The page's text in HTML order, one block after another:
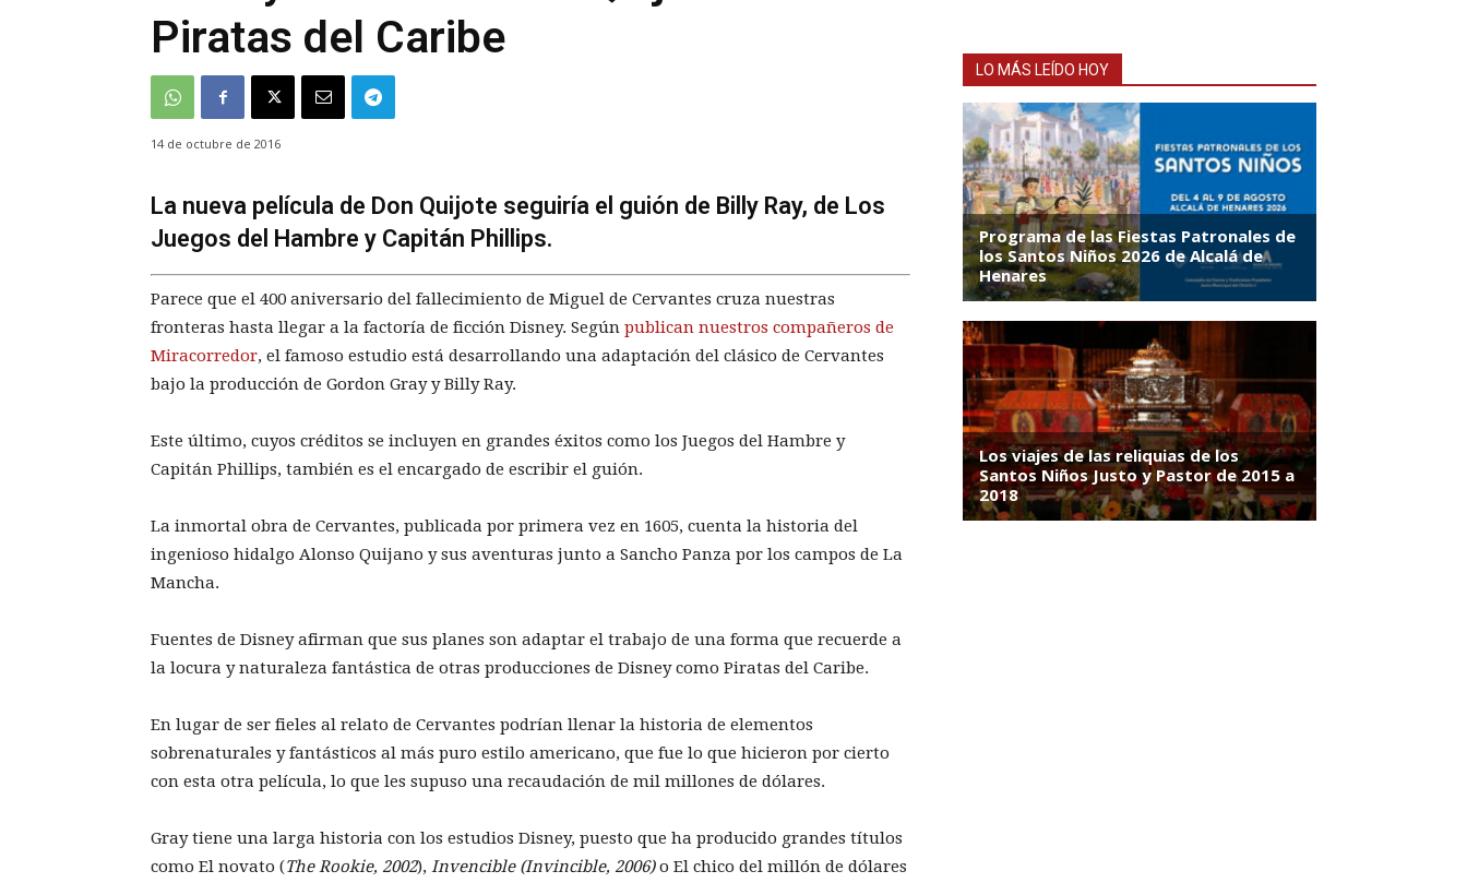
Piratas del Caribe
14 de octubre de 2016
La nueva película de Don Quijote seguiría el guión de Billy Ray, de Los
Juegos del Hambre y Capitán Phillips.
Parece que el 400 aniversario del fallecimiento de Miguel de Cervantes cruza nuestras
fronteras hasta llegar a la factoría de ficción Disney. Según publican nuestros compañeros de
Miracorredor, el famoso estudio está desarrollando una adaptación del clásico de Cervantes
bajo la producción de Gordon Gray y Billy Ray.
Este último, cuyos créditos se incluyen en grandes éxitos como los Juegos del Hambre y
Capitán Phillips, también es el encargado de escribir el guión.
La inmortal obra de Cervantes, publicada por primera vez en 1605, cuenta la historia del
ingenioso hidalgo Alonso Quijano y sus aventuras junto a Sancho Panza por los campos de La
Mancha.
Fuentes de Disney afirman que sus planes son adaptar el trabajo de una forma que recuerde a
la locura y naturaleza fantástica de otras producciones de Disney como Piratas del Caribe.
En lugar de ser fieles al relato de Cervantes podrían llenar la historia de elementos
sobrenaturales y fantásticos al más puro estilo americano, que fue lo que hicieron por cierto
con esta otra película, lo que les supuso una recaudación de mil millones de dólares.
Gray tiene una larga historia con los estudios Disney, puesto que ha producido grandes títulos
como El novato (The Rookie, 2002), Invencible(Invincible, 2006)o El chico del millón de dólares
LO MÁS LEÍDO HOY